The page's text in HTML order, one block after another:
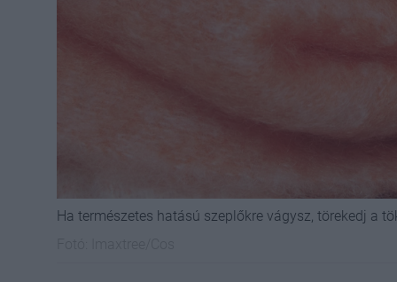
Ha természetes hatású szeplőkre vágysz, törekedj a